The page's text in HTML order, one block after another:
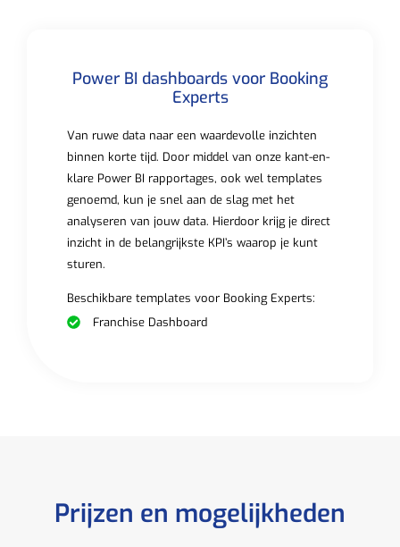
Power BI dashboards voor Booking
Experts
Van ruwe data naar een waardevolle inzichten
binnen korte tijd. Door middel van onze kant-en-
klare Power BI rapportages, ook wel templates
genoemd, kun je snel aan de slag met het
analyseren van jouw data. Hierdoor krijg je direct
inzicht in de belangrijkste KPI’s waarop je kunt
sturen.
Beschikbare templates voor Booking Experts:
Franchise Dashboard
Prijzen en mogelijkheden